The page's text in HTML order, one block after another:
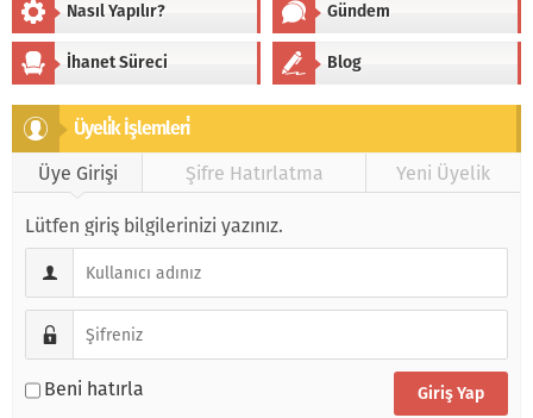
Nasıl Yapılır? Gündem
İhanet Süreci Blog
Üyeli̇k İşlemleri̇
Üye Girişi
Şifre Hatırlatma Yeni Üyelik
Lütfen giriş bilgilerinizi yazınız.
Beni hatırla